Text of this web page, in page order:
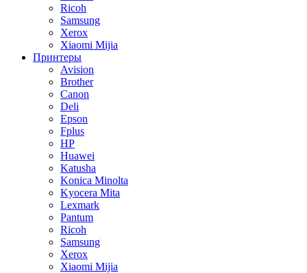
Ricoh
Samsung
Xerox
Xiaomi Mijia
Принтеры
Avision
Brother
Canon
Deli
Epson
Fplus
HP
Huawei
Katusha
Konica Minolta
Kyocera Mita
Lexmark
Pantum
Ricoh
Samsung
Xerox
Xiaomi Mijia